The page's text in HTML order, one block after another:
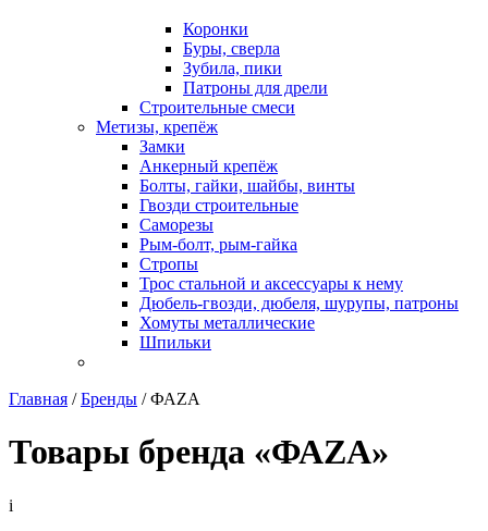
Коронки
Буры, сверла
Зубила, пики
Патроны для дрели
Строительные смеси
Метизы, крепёж
Замки
Анкерный крепёж
Болты, гайки, шайбы, винты
Гвозди строительные
Саморезы
Рым-болт, рым-гайка
Стропы
Трос стальной и аксессуары к нему
Дюбель-гвозди, дюбеля, шурупы, патроны
Хомуты металлические
Шпильки
Главная /Бренды /ФАZA
Товары бренда «ФАZA»
i